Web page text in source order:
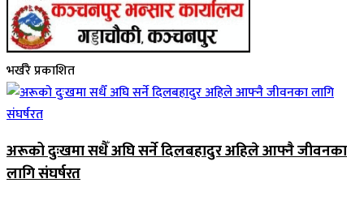
भर्खरै प्रकाशित
अरूको दुःखमा सधैँ अघि सर्ने दिलबहादुर अहिले आफ्नै जीवनका
लागि संघर्षरत